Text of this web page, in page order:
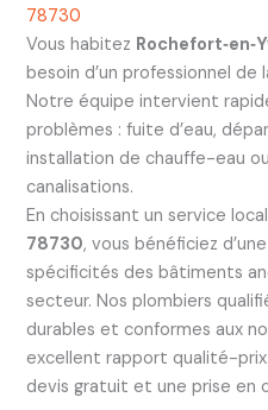
78730
Vous habitez
besoin d’un professionnel de
Notre équipe intervient
problèmes : fuite d’eau,
installation de chauffe-eau
canalisations.
En choisissant un service
78730, vous bénéficiez
spécificités des bâtiments
secteur. Nos plombiers
durables et conformes aux
excellent rapport qualité-
devis gratuit et une prise en